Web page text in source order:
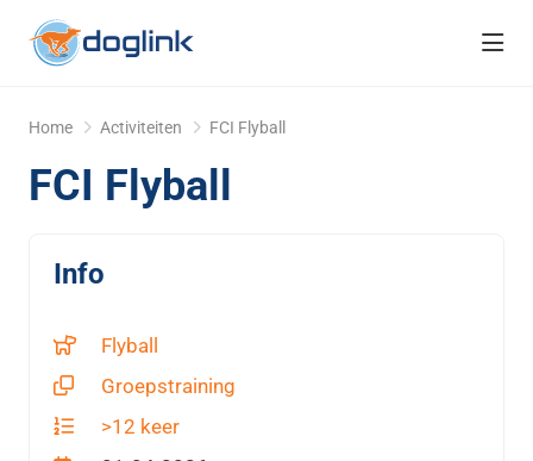
Home Activiteiten FCI Flyball
FCI Flyball
Info
Flyball
Groepstraining
>12 keer